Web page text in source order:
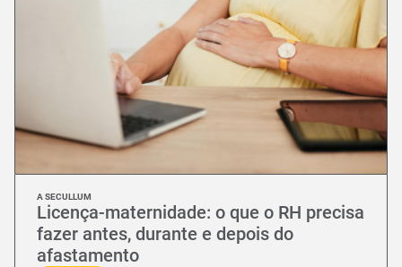
A SECULLUM
Licença-maternidade: o que o RH precisa
fazer antes, durante e depois do
afastamento